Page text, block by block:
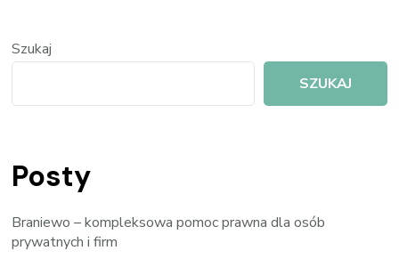
Szukaj
SZUKAJ
Posty
Braniewo – kompleksowa pomoc prawna dla osób
prywatnych i firm